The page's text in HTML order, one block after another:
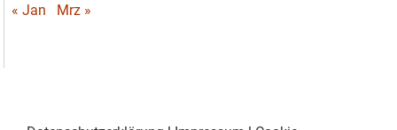
« Jan
Mrz »